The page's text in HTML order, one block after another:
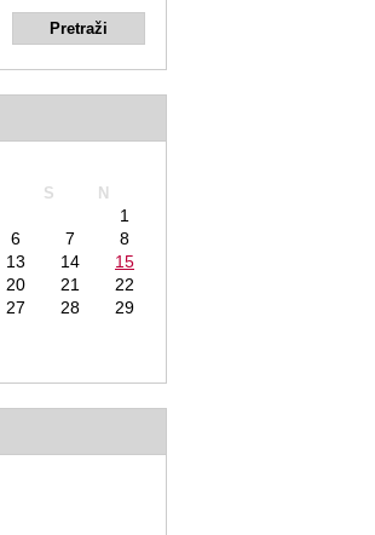
S N
1
6 7
8
13 14
15
20 21
22
27 28
29